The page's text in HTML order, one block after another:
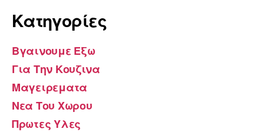
Kατηγορίες
Βγαινουμε Εξω
Για Την Κουζινα
Μαγειρεματα
Νεα Του Χωρου
Πρωτες Υλες